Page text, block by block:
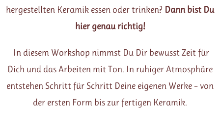
hergestellten Keramik essen oder trinken? Dann bist Du
hier genau richtig!
In diesem Workshop nimmst Du Dir bewusst Zeit für
Dich und das Arbeiten mit Ton. In ruhiger Atmosphäre
entstehen Schritt für Schritt Deine eigenen Werke – von
der ersten Form bis zur fertigen Keramik.